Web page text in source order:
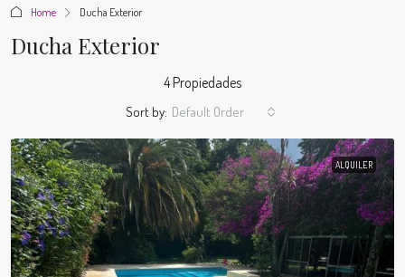
Home Ducha Exterior
Ducha Exterior
4 Propiedades
Sort by: Default Order
ALQUILER